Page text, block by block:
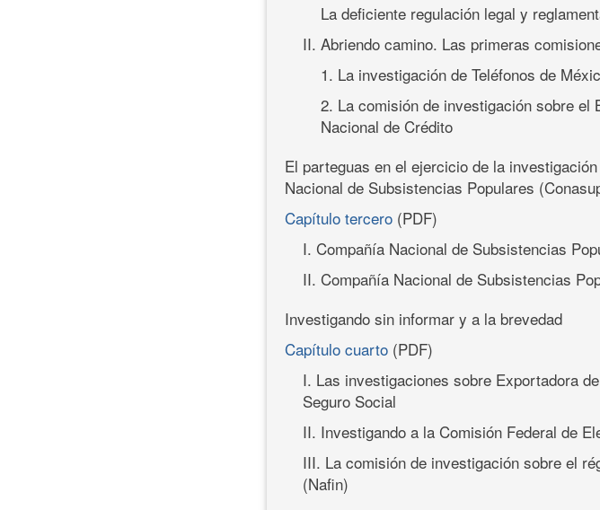
La deficiente regulación legal y
II. Abriendo camino. Las primeras
1. La investigación de Teléfonos de
2. La comisión de investigación sobre el
Nacional de Crédito
El parteguas en el ejercicio de la
Nacional de Subsistencias Populares
Capítulo tercero (PDF)
I. Compañía Nacional de Subsistencias
II. Compañía Nacional de Subsistencias
Investigando sin informar y a la brevedad
Capítulo cuarto (PDF)
I. Las investigaciones sobre Exportadora
Seguro Social
II. Investigando a la Comisión Federal de
III. La comisión de investigación sobre el
(Nafin)